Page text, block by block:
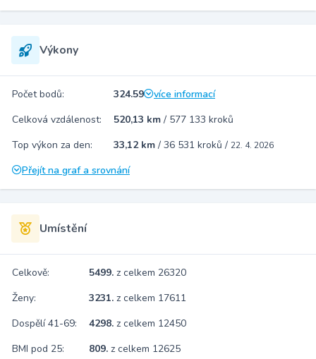
Výkony
Počet bodů: 324.59
více informací
Celková vzdálenost:
520,13 km / 577 133 kroků
Top výkon za den:
33,12 km / 36 531 kroků / 22. 4. 2026
Přejít na graf a srovnání
Umístění
Celkově: 5499. z celkem 26320
Ženy:
3231. z celkem 17611
Dospělí 41-69:
4298. z celkem 12450
BMI pod 25:
809. z celkem 12625